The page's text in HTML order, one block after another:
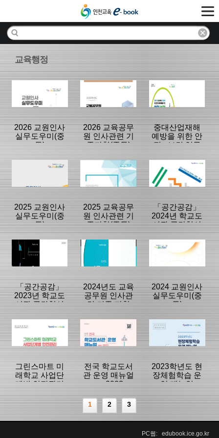
교육행정
2026 교원인사
실무도우미(중
등)
분류명 : 교육행
|
2026/03/04
2026 교육공무
원 인사관련 기
준지침(중등)
분류명 : 교육행
정
|
2025/11/25
중대산업재해
예방을 위한 안
전 · 보건 업무
분류명 : 교육행
정
|
2025/03/26
2025 교원인사
실무도우미(중
등)
분류명 : 교육행
정
|
2025/03/24
문:1,701
2025 교육공무
원 인사관련 기
준지침(중등)
분류명 : 교육행
|
2025/03/24
문:914
「공간공감」
2024년 학교도
서관 공간혁신
사례집.메뉴얼
분류명 : 교육행
정
|
2025/01/10
문:1,254
「공간공감」
2023년 학교도
서관 공간혁신
분류명 : 교육행
정
|
등록일 :
2024년도 교육
공무원 인사관
련 기준 지침
분류명 : 교육행
정
|
등록일 :
2024/03/06
2024 교원인사
실무도우미(중
등)
분류명 : 교육행
정
|
등록일 :
|
그린스마트 미
래학교 사업단
계별 안전관리
전국 학교도서
관 운영 매뉴얼
ver.2023
분류명 : 교육행
2023학년도 현
장체험학습 운
영 매뉴얼
1 2 3
PC웹: edubook.ice.go.kr